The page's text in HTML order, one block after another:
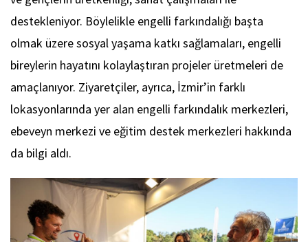
destekleniyor. Böylelikle engelli farkındalığı başta
olmak üzere sosyal yaşama katkı sağlamaları, engelli
bireylerin hayatını kolaylaştıran projeler üretmeleri de
amaçlanıyor. Ziyaretçiler, ayrıca, İzmir’in farklı
lokasyonlarında yer alan engelli farkındalık merkezleri,
ebeveyn merkezi ve eğitim destek merkezleri hakkında
da bilgi aldı.